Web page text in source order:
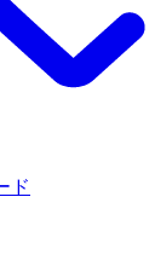
ド